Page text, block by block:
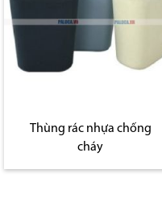
Thùng rác nhựa chống
cháy